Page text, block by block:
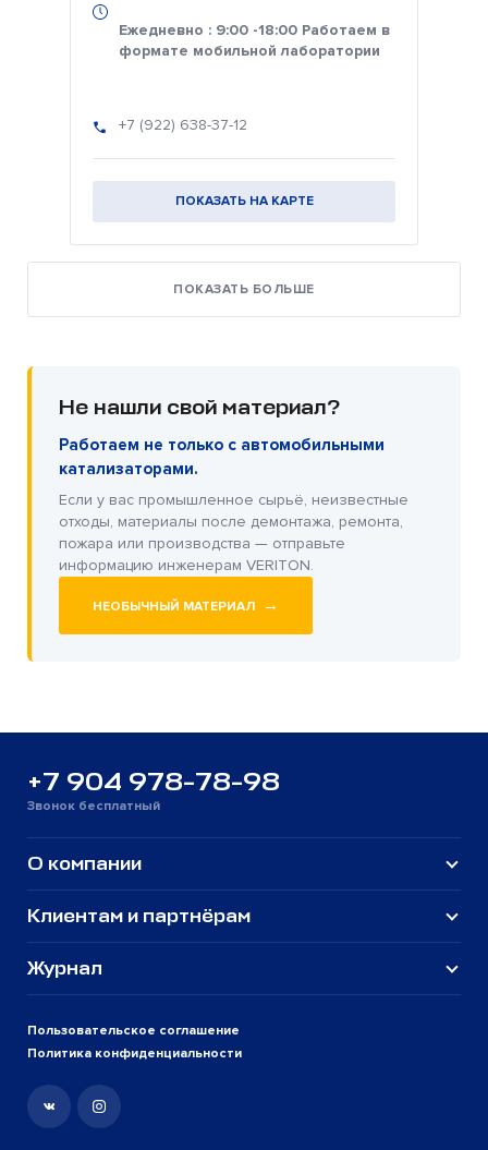
Ежедневно : 9:00 -18:00 Работаем в
формате мобильной лаборатории
+7 (922) 638-37-12
ПОКАЗАТЬ НА КАРТЕ
ПОКАЗАТЬ БОЛЬШЕ
Не нашли свой материал?
Работаем не только с автомобильными
катализаторами.
Если у вас промышленное сырьё, неизвестные
отходы, материалы после демонтажа, ремонта,
пожара или производства — отправьте
информацию инженерам VERITON.
НЕОБЫЧНЫЙ МАТЕРИАЛ →
+7 904 978-78-98
Звонок бесплатный
Пользовательское соглашение
Политика конфиденциальности
О компании
Клиентам и партнёрам
Журнал